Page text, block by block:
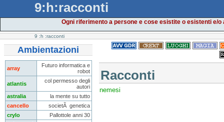
9:h:racconti
Ogni riferimento a persone e cose esistite o esistenti e/
9 :h :racconti
Ambientazioni
array
Futuro informatica e
robot
atlantis
col permesso degli
autori
astralia
la mente su tutto
cancello
societÃ genetica
crylo
Pallottole anni 30
Racconti
nemesi